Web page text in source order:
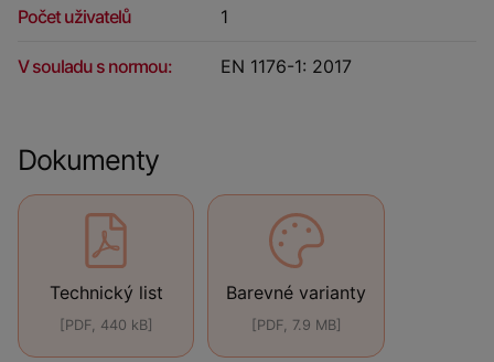
Počet uživatelů 1
V souladu s normou: EN 1176-1: 2017
Dokumenty
Technický list
[PDF, 440 kB]
Barevné varianty
[PDF, 7.9 MB]